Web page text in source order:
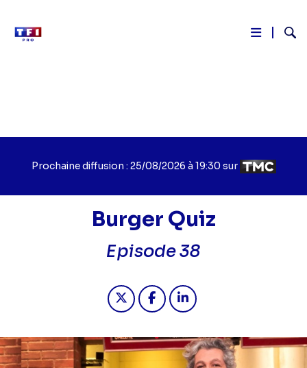
Prochaine diffusion : 25/08/2026 à 19:30 sur
Burger Quiz
Episode 38
Partager "Burger Quiz - Episode
Partager "Burger Quiz -
Diaporama